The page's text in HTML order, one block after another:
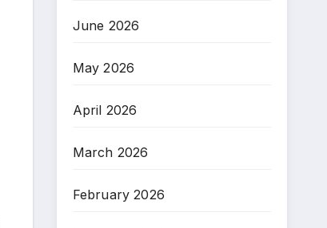
June 2026
May 2026
April 2026
March 2026
February 2026